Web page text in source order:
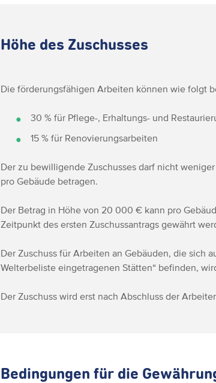
Höhe des Zuschusses
Die förderungsfähigen Arbeiten können wie folgt
30 % für Pflege-, Erhaltungs- und
15 % für Renovierungsarbeiten
Der zu bewilligende Zuschusses darf nicht
pro Gebäude betragen.
Der Betrag in Höhe von 20 000 € kann pro
Zeitpunkt des ersten Zuschussantrags gewährt
Der Zuschuss für Arbeiten an Gebäuden, die sich
Welterbeliste eingetragenen Stätten“ befinden,
Der Zuschuss wird erst nach Abschluss der
Bedingungen für die